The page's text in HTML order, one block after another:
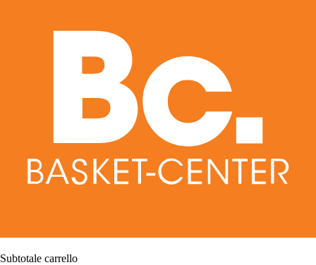
Subtotale carrello